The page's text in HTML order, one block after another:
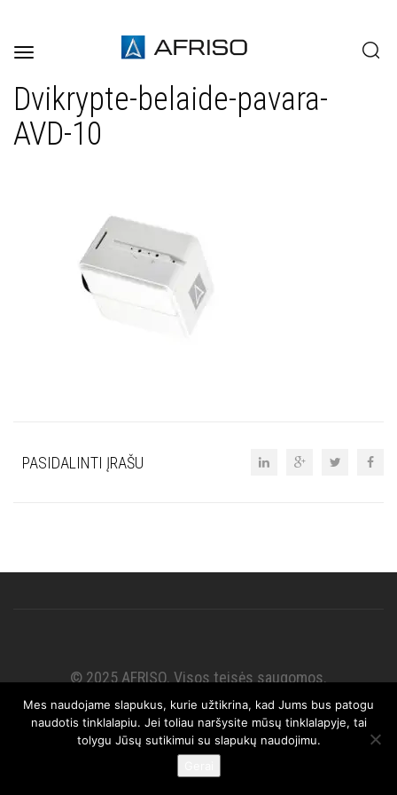
Toggle
Dvikrypte-belaide-pavara-
AVD-10
PASIDALINTI ĮRAŠU
© 2025 AFRISO. Visos teisės saugomos.
Mes naudojame slapukus, kurie užtikrina, kad Jums bus patogu
naudotis tinklalapiu. Jei toliau naršysite mūsų tinklalapyje, tai
tolygu Jūsų sutikimui su slapukų naudojimu.